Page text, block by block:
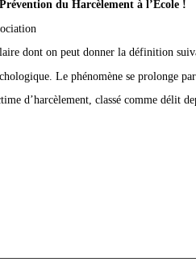
du Harcèlement à l’École !
dont on peut donner la définition
Le phénomène se prolonge
d’harcèlement, classé comme délit